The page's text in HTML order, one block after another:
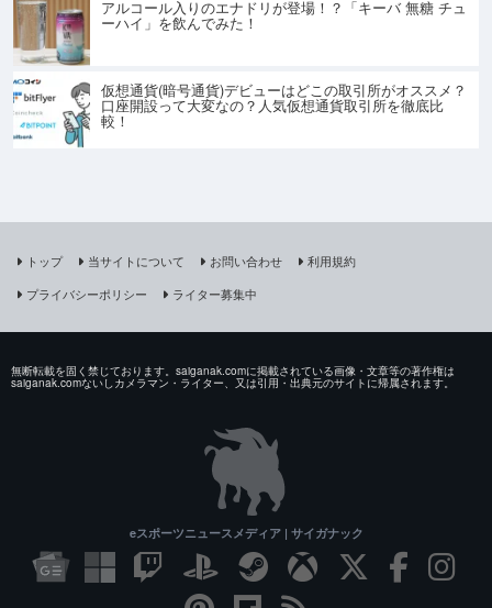
アルコール入りのエナドリが登場！？「キーバ 無糖 チュ
ーハイ」を飲んでみた！
仮想通貨(暗号通貨)デビューはどこの取引所がオススメ？
口座開設って大変なの？人気仮想通貨取引所を徹底比
較！
トップ 当サイトについて お問い合わせ
利用規約
プライバシーポリシー
ライター募集中
無断転載を固く禁じております。saiganak.comに掲載されている画像・文章等の著作権は
saiganak.comないしカメラマン・ライター、又は引用・出典元のサイトに帰属されます。
eスポーツニュースメディア | サイガナック